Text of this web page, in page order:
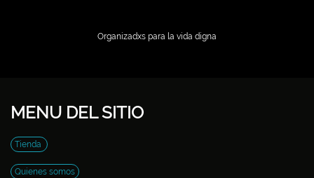
Organizadxs para la vida digna
MENU DEL SITIO
Tienda
Quienes somos